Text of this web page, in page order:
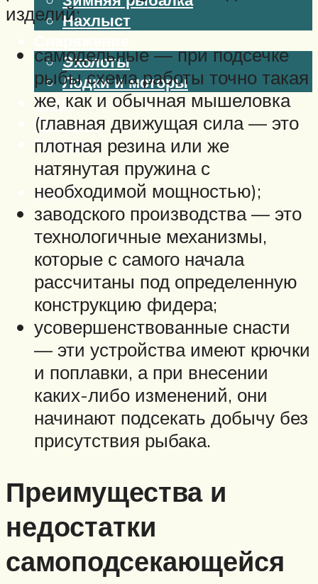
Нахлыст
Эхолоты
Лодки и моторы
Узлы
Рецепты
Разное
Меню
изделий:
самодельные — при подсечке
рыбы схема работы точно такая
же, как и обычная мышеловка
(главная движущая сила — это
плотная резина или же
натянутая пружина с
необходимой мощностью);
заводского производства — это
технологичные механизмы,
которые с самого начала
рассчитаны под определенную
конструкцию фидера;
усовершенствованные снасти
— эти устройства имеют крючки
и поплавки, а при внесении
каких-либо изменений, они
начинают подсекать добычу без
присутствия рыбака.
Преимущества и
недостатки
самоподсекающейся